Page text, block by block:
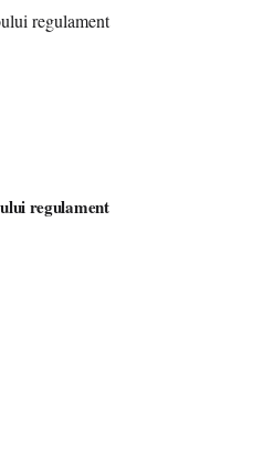
regulament